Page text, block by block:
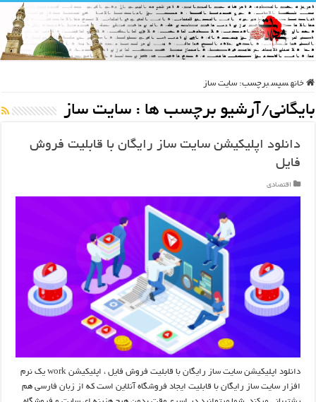
خانه سپس برچسب: سایت ساز
بایگانی/آرشیو برچسب ها : سایت ساز
دانلود اپلیکیشن سایت ساز رایگان با قابلیت فروش
فایل
اقتصادی
دانلود اپلیکیشن سایت ساز رایگان با قابلیت فروش فایل ، اپلیکیشن work یک نرم
افزار سایت ساز رایگان با قابلیت ایجاد فروشگاه آنلاین است که از زبان فارسی هم